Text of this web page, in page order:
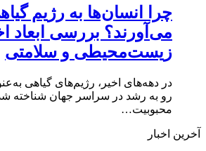
چرا انسان‌ها به رژیم
می‌آورند؟ بررسی ابعاد
زیست‌محیطی و سلامتی
در دهه‌های اخیر، رژیم‌های گیاهی
رو به رشد در سراسر جهان شناخته
محبوبیت…
آخرین اخبار